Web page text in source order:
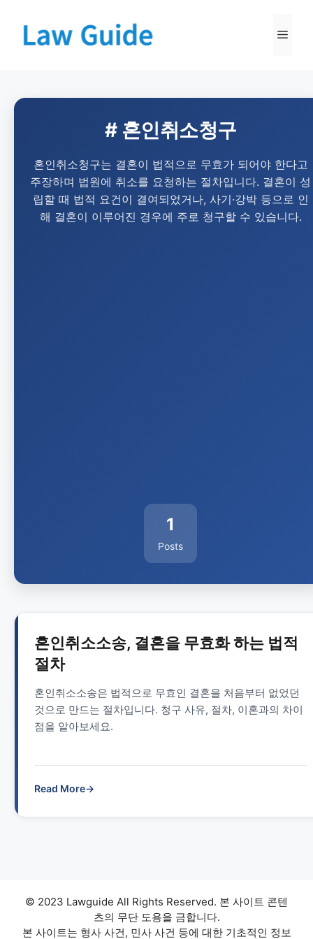
# 혼인취소청구
혼인취소청구는 결혼이 법적으로 무효가 되어야 한다고
주장하며 법원에 취소를 요청하는 절차입니다. 결혼이 성
립할 때 법적 요건이 결여되었거나, 사기·강박 등으로 인
해 결혼이 이루어진 경우에 주로 청구할 수 있습니다.
1
Posts
혼인취소소송, 결혼을 무효화 하는 법적
절차
혼인취소소송은 법적으로 무효인 결혼을 처음부터 없었던
것으로 만드는 절차입니다. 청구 사유, 절차, 이혼과의 차이
점을 알아보세요.
Read More→
© 2023 Lawguide All Rights Reserved. 본 사이트 콘텐
츠의 무단 도용을 금합니다.
본 사이트는 형사 사건, 민사 사건 등에 대한 기초적인 정보